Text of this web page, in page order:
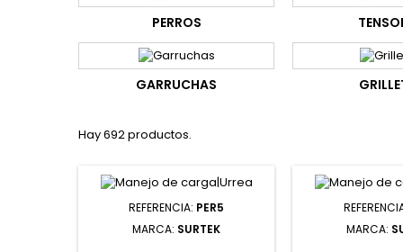
PERROS
GARRUCHAS
Hay 692 productos.
REFERENCIA: PER5
MARCA: SURTEK
MARCA: